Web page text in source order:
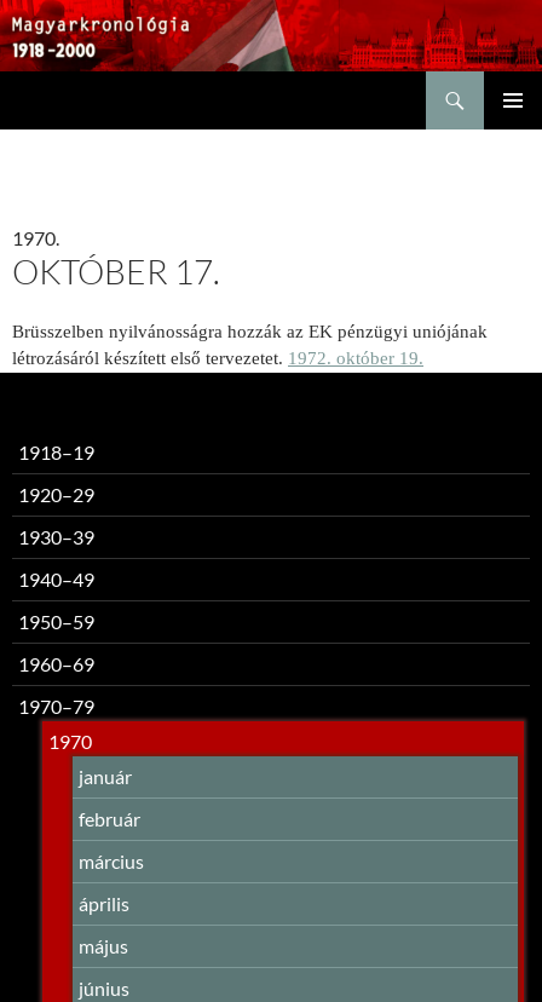
1970.
OKTÓBER 17.
Brüsszelben nyilvánosságra hozzák az EK pénzügyi uniójának
létrozásáról készített első tervezetet. 1972. október 19.
1918–19
1920–29
1930–39
1940–49
1950–59
1960–69
1970–79
1970
január
február
március
április
május
június